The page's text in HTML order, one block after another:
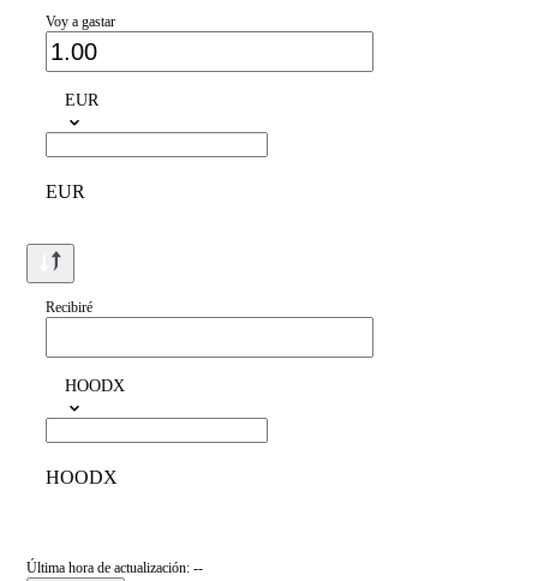
Voy a gastar
EUR
EUR
Recibiré
HOODX
HOODX
Última hora de actualización: --